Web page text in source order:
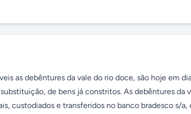
as debêntures da vale do rio doce, são hoje em
de bens já constritos. As debêntures da
custodiados e transferidos no banco bradesco s/